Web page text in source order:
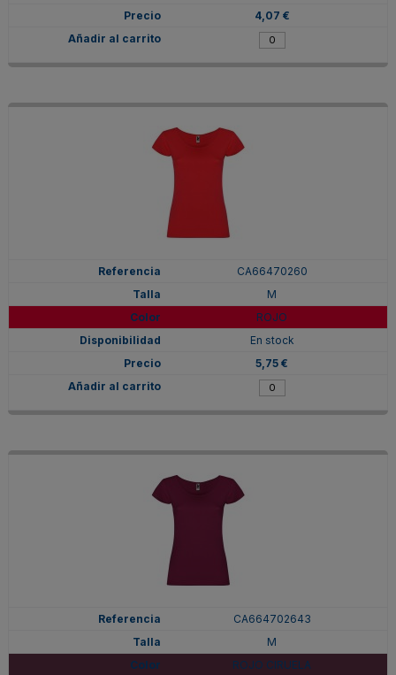
4,07 €
CA66470260
M
ROJO
En stock
5,75 €
CA664702643
M
ROJO CIRUELA